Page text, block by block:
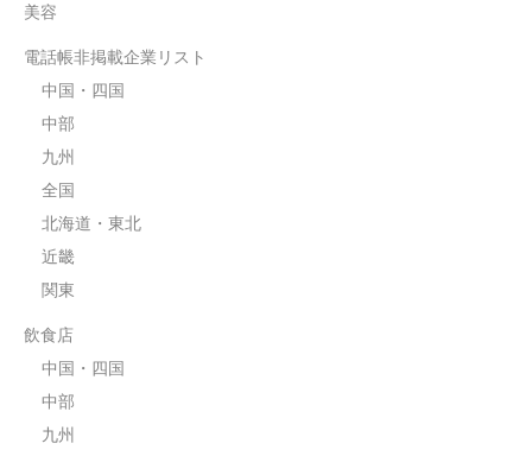
美容
電話帳非掲載企業リスト
中国・四国
中部
九州
全国
北海道・東北
近畿
関東
飲食店
中国・四国
中部
九州